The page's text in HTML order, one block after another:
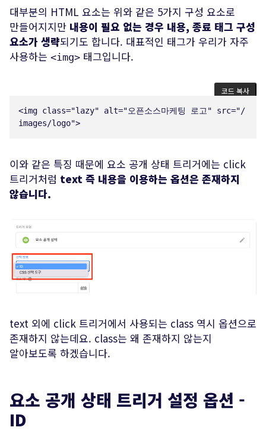
대부분의 HTML 요소는 위와 같은 5가지 구성 요소로
만들어지지만 내용이 필요 없는 경우 내용, 종료 태그 구성
요소가 생략되기도 합니다. 대표적인 태그가 우리가 자주
사용하는 <img> 태그입니다.
코드 복사
<img class="lazy" alt="오픈소스마케팅 로고 " src="/
images/logo">
이와 같은 특징 때문에 요소 공개 상태 트리거에는 click
트리거처럼 text 즉 내용을 이용하는 옵션은 존재하지
않습니다.
text 외에 click 트리거에서 사용되는 class 역시 옵션으로
존재하지 않는데요. class는 왜 존재하지 않는지
알아보도록 하겠습니다.
요소 공개 상태 트리거 설정 옵션 -
ID